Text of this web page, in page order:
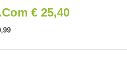
€ 25,40